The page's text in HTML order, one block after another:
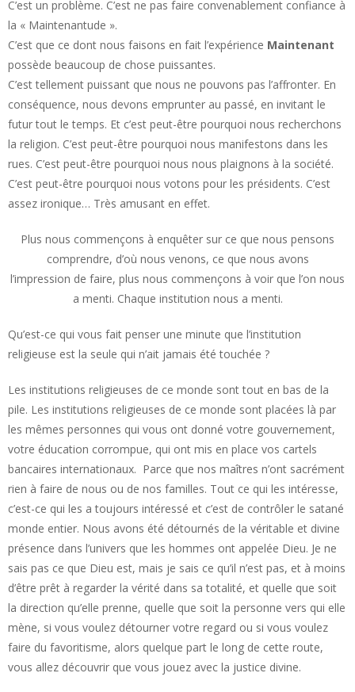
C’est un problème. C’est ne pas faire convenablement confiance à
la « Maintenantude ».
C’est que ce dont nous faisons en fait l’expérience Maintenant
possède beaucoup de chose puissantes.
C’est tellement puissant que nous ne pouvons pas l’affronter. En
conséquence, nous devons emprunter au passé, en invitant le
futur tout le temps. Et c’est peut-être pourquoi nous recherchons
la religion. C’est peut-être pourquoi nous manifestons dans les
rues. C’est peut-être pourquoi nous nous plaignons à la société.
C’est peut-être pourquoi nous votons pour les présidents. C’est
assez ironique… Très amusant en effet.
Plus nous commençons à enquêter sur ce que nous pensons
comprendre, d’où nous venons, ce que nous avons
l’impression de faire, plus nous commençons à voir que l’on nous
a menti. Chaque institution nous a menti.
Qu’est-ce qui vous fait penser une minute que l’institution
religieuse est la seule qui n’ait jamais été touchée ?
Les institutions religieuses de ce monde sont tout en bas de la
pile. Les institutions religieuses de ce monde sont placées là par
les mêmes personnes qui vous ont donné votre gouvernement,
votre éducation corrompue, qui ont mis en place vos cartels
bancaires internationaux. Parce que nos maîtres n’ont sacrément
rien à faire de nous ou de nos familles. Tout ce qui les intéresse,
c’est-ce qui les a toujours intéressé et c’est de contrôler le satané
monde entier. Nous avons été détournés de la véritable et divine
présence dans l’univers que les hommes ont appelée Dieu. Je ne
sais pas ce que Dieu est, mais je sais ce qu’il n’est pas, et à moins
d’être prêt à regarder la vérité dans sa totalité, et quelle que soit
la direction qu’elle prenne, quelle que soit la personne vers qui elle
mène, si vous voulez détourner votre regard ou si vous voulez
faire du favoritisme, alors quelque part le long de cette route,
vous allez découvrir que vous jouez avec la justice divine.